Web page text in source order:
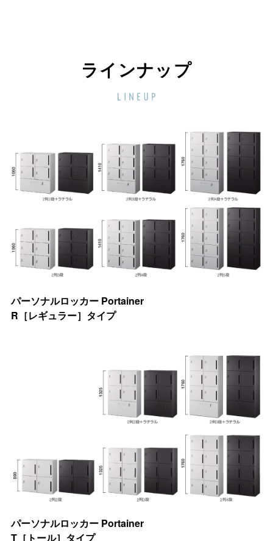
ラインナップ
パーソナルロッカー Portainer
R［レギュラー］タイプ
パーソナルロッカー Portainer
T［トール］タイプ